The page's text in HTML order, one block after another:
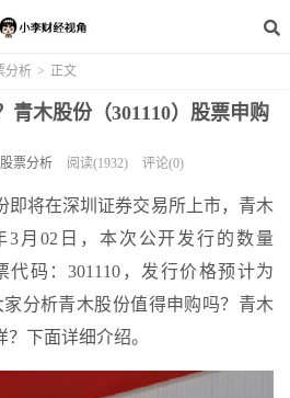
分析 > 正文
青木股份（301110）股票申购
股票分析 阅读(1932) 评论(0)
即将在深圳证券交易所上市，青木
3月02日，本次公开发行的数量
代码：301110，发行价格预计为
分析青木股份值得申购吗？青木
下面详细介绍。